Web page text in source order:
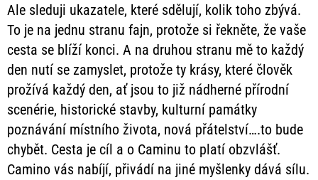
Ale sleduji ukazatele, které sdělují, kolik toho zbývá.
To je na jednu stranu fajn, protože si řekněte, že vaše
cesta se blíží konci. A na druhou stranu mě to každý
den nutí se zamyslet, protože ty krásy, které člověk
prožívá každý den, ať jsou to již nádherné přírodní
scenérie, historické stavby, kulturní památky
poznávání místního života, nová přátelství….to bude
chybět. Cesta je cíl a o Caminu to platí obzvlášť.
Camino vás nabíjí, přivádí na jiné myšlenky dává sílu.